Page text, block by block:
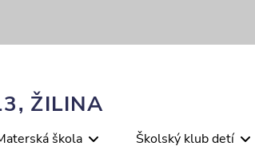
ŽILINA
škola Školský klub detí